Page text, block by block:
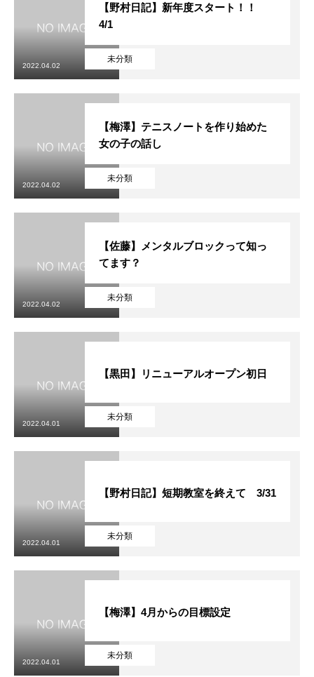
未分類
【野村日記】新年度スタート！！
4/1
2022.04.02
未分類
【梅澤】テニスノートを作り始めた
女の子の話し
2022.04.02
未分類
【佐藤】メンタルブロックって知っ
てます？
2022.04.02
未分類
【黒田】リニューアルオープン初日
2022.04.01
未分類
【野村日記】短期教室を終えて 3/31
2022.04.01
未分類
【梅澤】4月からの目標設定
2022.04.01